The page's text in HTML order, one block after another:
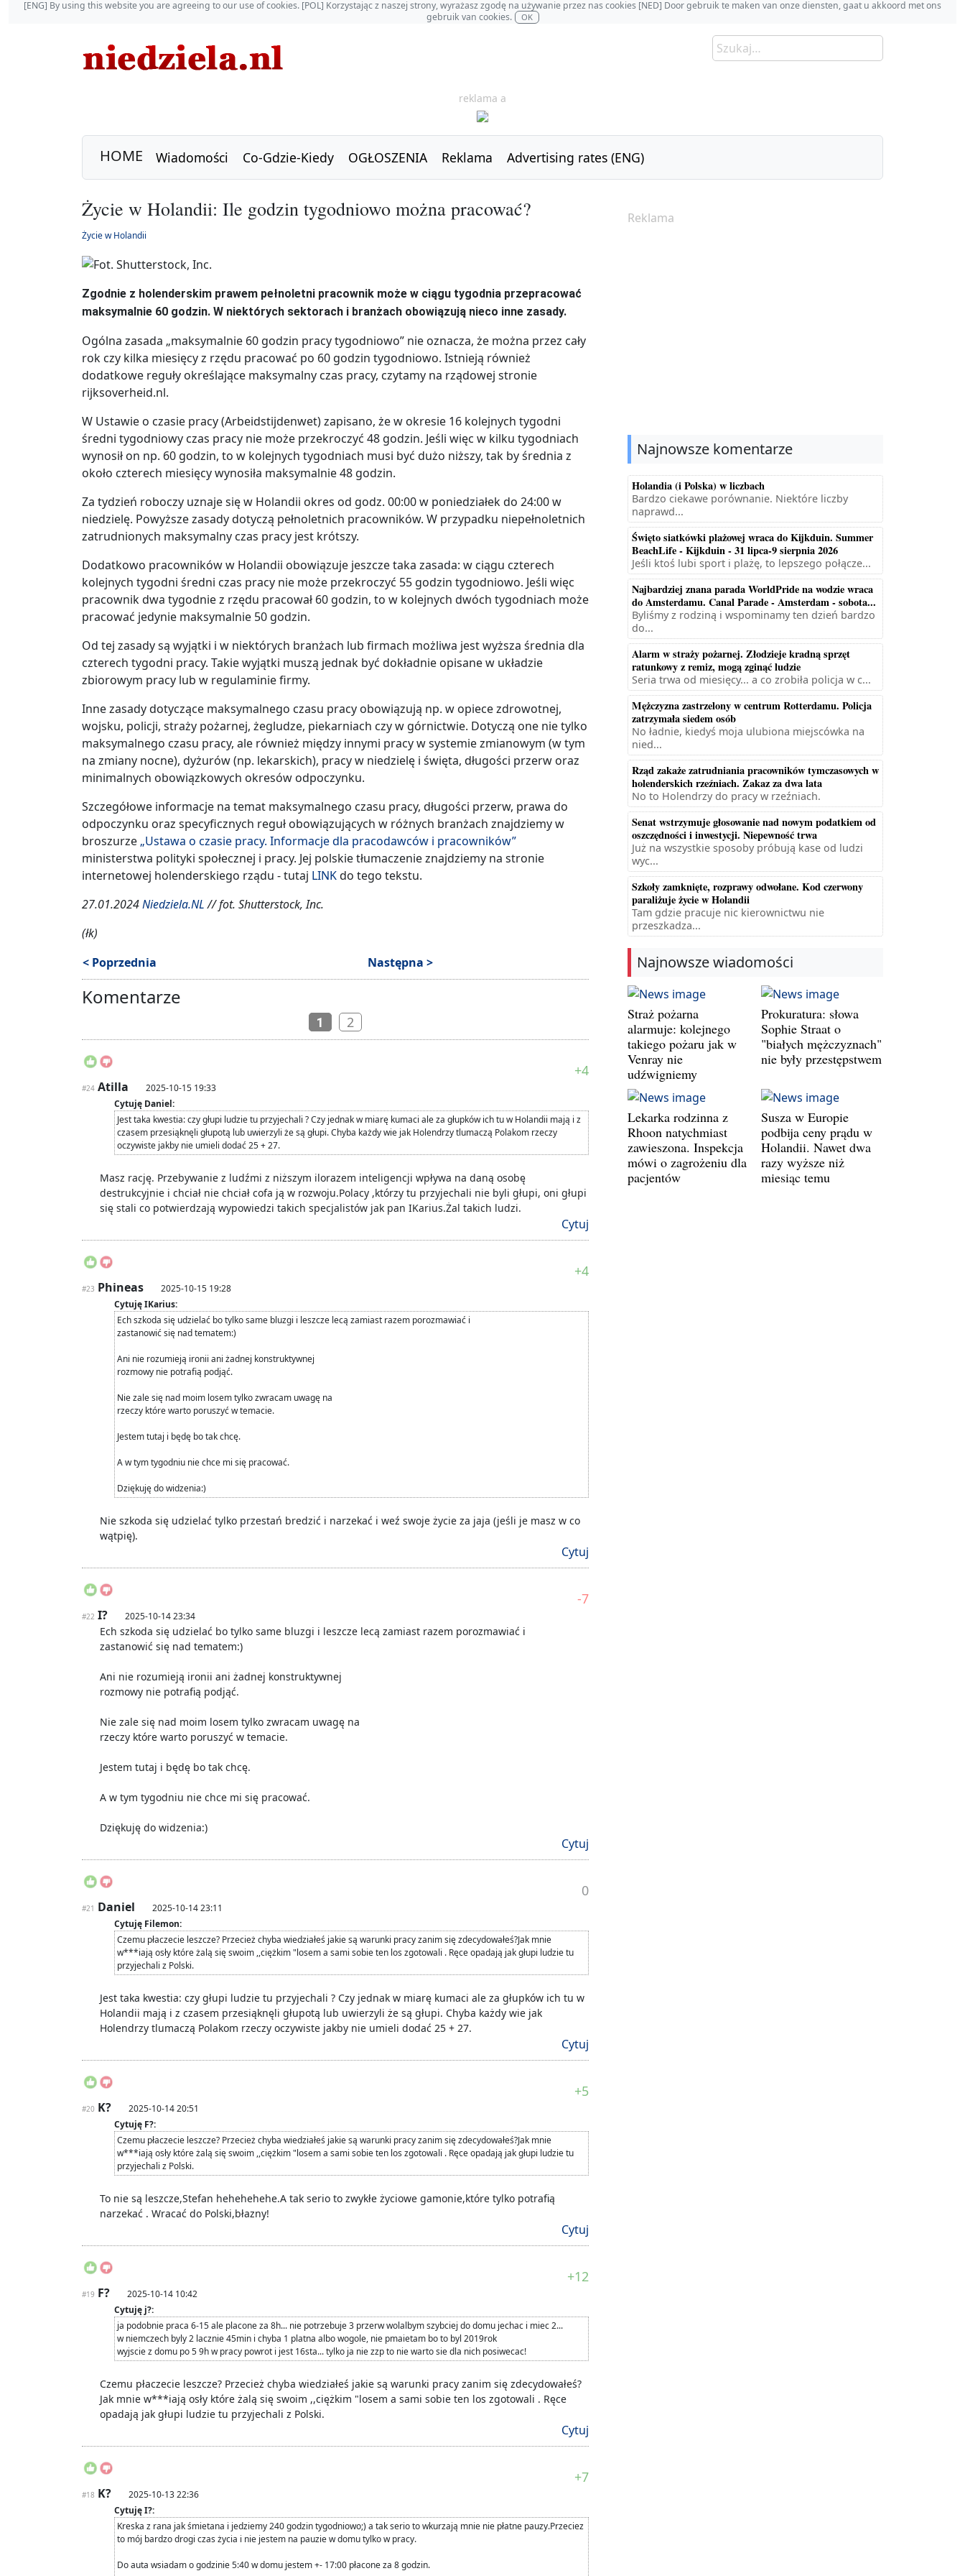
[ENG] By using this website you are agreeing to our use of cookies. [POL] Korzystając z naszej strony, wyrażasz zgodę na używanie przez nas cookies [NED] Door gebruik te maken van onze diensten, gaat u akkoord met ons
gebruik van cookies.
OK
reklama a
HOME Wiadomości Co-Gdzie-Kiedy OGŁOSZENIA Reklama Advertising rates (ENG)
Życie w Holandii: Ile godzin tygodniowo można pracować?
Życie w Holandii
Zgodnie z holenderskim prawem pełnoletni pracownik może w ciągu tygodnia przepracować
maksymalnie 60 godzin. W niektórych sektorach i branżach obowiązują nieco inne zasady.
Ogólna zasada „maksymalnie 60 godzin pracy tygodniowo” nie oznacza, że można przez cały
rok czy kilka miesięcy z rzędu pracować po 60 godzin tygodniowo. Istnieją również
dodatkowe reguły określające maksymalny czas pracy, czytamy na rządowej stronie
rijksoverheid.nl.
W Ustawie o czasie pracy (Arbeidstijdenwet) zapisano, że w okresie 16 kolejnych tygodni
średni tygodniowy czas pracy nie może przekroczyć 48 godzin. Jeśli więc w kilku tygodniach
wynosił on np. 60 godzin, to w kolejnych tygodniach musi być dużo niższy, tak by średnia z
około czterech miesięcy wynosiła maksymalnie 48 godzin.
Za tydzień roboczy uznaje się w Holandii okres od godz. 00:00 w poniedziałek do 24:00 w
niedzielę. Powyższe zasady dotyczą pełnoletnich pracowników. W przypadku niepełnoletnich
zatrudnionych maksymalny czas pracy jest krótszy.
Dodatkowo pracowników w Holandii obowiązuje jeszcze taka zasada: w ciągu czterech
kolejnych tygodni średni czas pracy nie może przekroczyć 55 godzin tygodniowo. Jeśli więc
pracownik dwa tygodnie z rzędu pracował 60 godzin, to w kolejnych dwóch tygodniach może
pracować jedynie maksymalnie 50 godzin.
Od tej zasady są wyjątki i w niektórych branżach lub firmach możliwa jest wyższa średnia dla
czterech tygodni pracy. Takie wyjątki muszą jednak być dokładnie opisane w układzie
zbiorowym pracy lub w regulaminie firmy.
Inne zasady dotyczące maksymalnego czasu pracy obowiązują np. w opiece zdrowotnej,
wojsku, policji, straży pożarnej, żegludze, piekarniach czy w górnictwie. Dotyczą one nie tylko
maksymalnego czasu pracy, ale również między innymi pracy w systemie zmianowym (w tym
na zmiany nocne), dyżurów (np. lekarskich), pracy w niedzielę i święta, długości przerw oraz
minimalnych obowiązkowych okresów odpoczynku.
Szczegółowe informacje na temat maksymalnego czasu pracy, długości przerw, prawa do
odpoczynku oraz specyficznych reguł obowiązujących w różnych branżach znajdziemy w
broszurze „Ustawa o czasie pracy. Informacje dla pracodawców i pracowników”
ministerstwa polityki społecznej i pracy. Jej polskie tłumaczenie znajdziemy na stronie
internetowej holenderskiego rządu - tutaj LINKdo tego tekstu.
27.01.2024Niedziela.NL// fot. Shutterstock, Inc.
(łk)
< Poprzednia
Następna >
Komentarze
1 2
+4
#24 Atilla
2025-10-15 19:33
Cytuję Daniel:
Jest taka kwestia: czy głupi ludzie tu przyjechali ? Czy jednak w miarę kumaci ale za głupków ich tu w Holandii mają i z
czasem przesiąknęli głupotą lub uwierzyli że są głupi. Chyba każdy wie jak Holendrzy tlumaczą Polakom rzeczy
oczywiste jakby nie umieli dodać 25 + 27.
Masz rację. Przebywanie z ludźmi z niższym ilorazem inteligencji wpływa na daną osobę
destrukcyjnie i chciał nie chciał cofa ją w rozwoju.Polacy ,którzy tu przyjechali nie byli głupi, oni głupi
się stali co potwierdzają wypowiedzi takich specjalistów jak pan IKarius.Żal takich ludzi.
Cytuj
+4
#23 Phineas
2025-10-15 19:28
Cytuję IKarius:
Ech szkoda się udzielać bo tylko same bluzgi i leszcze lecą zamiast razem porozmawiać i
zastanowić się nad tematem:)
Ani nie rozumieją ironii ani żadnej konstruktywnej
rozmowy nie potrafią podjąć.
Nie zale się nad moim losem tylko zwracam uwagę na
rzeczy które warto poruszyć w temacie.
Jestem tutaj i będę bo tak chcę.
A w tym tygodniu nie chce mi się pracować.
Dziękuję do widzenia:)
Nie szkoda się udzielać tylko przestań bredzić i narzekać i weź swoje życie za jaja (jeśli je masz w co
wątpię).
Cytuj
-7
#22 I? 2025-10-14 23:34
Ech szkoda się udzielać bo tylko same bluzgi i leszcze lecą zamiast razem porozmawiać i
zastanowić się nad tematem:)
Ani nie rozumieją ironii ani żadnej konstruktywnej
rozmowy nie potrafią podjąć.
Nie zale się nad moim losem tylko zwracam uwagę na
rzeczy które warto poruszyć w temacie.
Jestem tutaj i będę bo tak chcę.
A w tym tygodniu nie chce mi się pracować.
Dziękuję do widzenia:)
Cytuj
0
#21 Daniel
2025-10-14 23:11
Cytuję Filemon:
Czemu płaczecie leszcze? Przecież chyba wiedziałeś jakie są warunki pracy zanim się zdecydowałeś?Jak mnie
w***iają osły które żalą się swoim ,,ciężkim "losem a sami sobie ten los zgotowali . Ręce opadają jak głupi ludzie tu
przyjechali z Polski.
Jest taka kwestia: czy głupi ludzie tu przyjechali ? Czy jednak w miarę kumaci ale za głupków ich tu w
Holandii mają i z czasem przesiąknęli głupotą lub uwierzyli że są głupi. Chyba każdy wie jak
Holendrzy tlumaczą Polakom rzeczy oczywiste jakby nie umieli dodać 25 + 27.
Cytuj
+5
#20 K?
2025-10-14 20:51
Cytuję F?:
Czemu płaczecie leszcze? Przecież chyba wiedziałeś jakie są warunki pracy zanim się zdecydowałeś?Jak mnie
w***iają osły które żalą się swoim ,,ciężkim "losem a sami sobie ten los zgotowali . Ręce opadają jak głupi ludzie tu
przyjechali z Polski.
To nie są leszcze,Stefan hehehehehe.A tak serio to zwykłe życiowe gamonie,które tylko potrafią
narzekać . Wracać do Polski,błazny!
Cytuj
+12
#19 F?
2025-10-14 10:42
Cytuję j?:
ja podobnie praca 6-15 ale placone za 8h... nie potrzebuje 3 przerw wolalbym szybciej do domu jechac i miec 2...
w niemczech byly 2 lacznie 45min i chyba 1 platna albo wogole, nie pmaietam bo to byl 2019rok
wyjscie z domu po 5 9h w pracy powrot i jest 16sta... tylko ja nie zzp to nie warto sie dla nich posiwecac!
Czemu płaczecie leszcze? Przecież chyba wiedziałeś jakie są warunki pracy zanim się zdecydowałeś?
Jak mnie w***iają osły które żalą się swoim ,,ciężkim "losem a sami sobie ten los zgotowali . Ręce
opadają jak głupi ludzie tu przyjechali z Polski.
Cytuj
+7
#18 K?
2025-10-13 22:36
Cytuję I?:
Kreska z rana jak śmietana i jedziemy 240 godzin tygodniowo;) a tak serio to wkurzają mnie nie płatne pauzy.Przeciez
to mój bardzo drogi czas życia i nie jestem na pauzie w domu tylko w pracy.
Do auta wsiadam o godzinie 5:40 w domu jestem +- 17:00 płacone za 8 godzin.
Reklama
Najnowsze komentarze
Holandia (i Polska) w liczbach
Bardzo ciekawe porównanie. Niektóre liczby
naprawd...
Święto siatkówki plażowej wraca do Kijkduin. Summer
BeachLife - Kijkduin - 31 lipca-9 sierpnia 2026
Jeśli ktoś lubi sport i plażę, to lepszego połącze...
Najbardziej znana parada WorldPride na wodzie wraca
do Amsterdamu. Canal Parade - Amsterdam - sobota...
Byliśmy z rodziną i wspominamy ten dzień bardzo
do...
Alarm w straży pożarnej. Złodzieje kradną sprzęt
ratunkowy z remiz, mogą zginąć ludzie
Seria trwa od miesięcy... a co zrobiła policja w c...
Mężczyzna zastrzelony w centrum Rotterdamu. Policja
zatrzymała siedem osób
No ładnie, kiedyś moja ulubiona miejscówka na
nied...
Rząd zakaże zatrudniania pracowników tymczasowych w
holenderskich rzeźniach. Zakaz za dwa lata
No to Holendrzy do pracy w rzeźniach.
Senat wstrzymuje głosowanie nad nowym podatkiem od
oszczędności i inwestycji. Niepewność trwa
Już na wszystkie sposoby próbują kase od ludzi
wyc...
Szkoły zamknięte, rozprawy odwołane. Kod czerwony
paraliżuje życie w Holandii
Tam gdzie pracuje nic kierownictwu nie
przeszkadza...
Najnowsze wiadomości
Straż pożarna
alarmuje: kolejnego
takiego pożaru jak w
Venray nie
udźwigniemy
Prokuratura: słowa
Sophie Straat o
"białych mężczyznach"
nie były przestępstwem
Lekarka rodzinna z
Rhoon natychmiast
zawieszona. Inspekcja
mówi o zagrożeniu dla
pacjentów
Susza w Europie
podbija ceny prądu w
Holandii. Nawet dwa
razy wyższe niż
miesiąc temu